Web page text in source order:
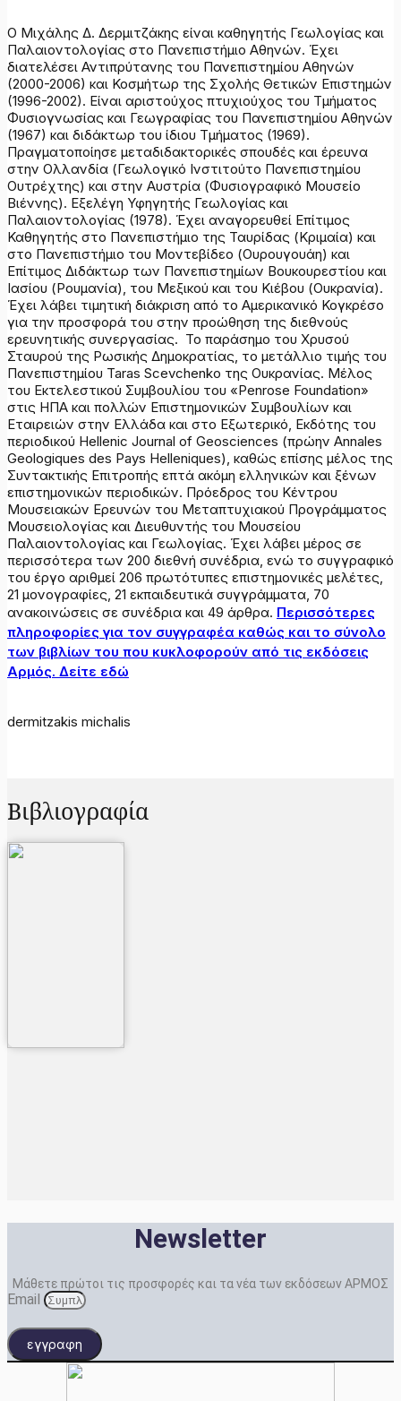
Ο Μιχάλης Δ. Δερμιτζάκης είναι καθηγητής Γεωλογίας και
Παλαιοντολογίας στο Πανεπιστήμιο Αθηνών. Έχει
διατελέσει Αντιπρύτανης του Πανεπιστημίου Αθηνών
(2000-2006) και Κοσμήτωρ της Σχολής Θετικών Επιστημών
(1996-2002). Είναι αριστούχος πτυχιούχος του Τμήματος
Φυσιογνωσίας και Γεωγραφίας του Πανεπιστημίου Αθηνών
(1967) και διδάκτωρ του ίδιου Τμήματος (1969).
Πραγματοποίησε μεταδιδακτορικές σπουδές και έρευνα
στην Ολλανδία (Γεωλογικό Ινστιτούτο Πανεπιστημίου
Ουτρέχτης) και στην Αυστρία (Φυσιογραφικό Μουσείο
Βιέννης). Εξελέγη Υφηγητής Γεωλογίας και
Παλαιοντολογίας (1978). Έχει αναγορευθεί Επίτιμος
Καθηγητής στο Πανεπιστήμιο της Ταυρίδας (Κριμαία) και
στο Πανεπιστήμιο του Μοντεβίδεο (Ουρουγουάη) και
Επίτιμος Διδάκτωρ των Πανεπιστημίων Βουκουρεστίου και
Ιασίου (Ρουμανία), του Μεξικού και του Κιέβου (Ουκρανία).
Έχει λάβει τιμητική διάκριση από το Αμερικανικό Κογκρέσο
για την προσφορά του στην προώθηση της διεθνούς
ερευνητικής συνεργασίας. Το παράσημο του Χρυσού
Σταυρού της Ρωσικής Δημοκρατίας, το μετάλλιο τιμής του
Πανεπιστημίου Taras Scevchenko της Ουκρανίας. Μέλος
του Εκτελεστικού Συμβουλίου του «Penrose Foundation»
στις ΗΠΑ και πολλών Επιστημονικών Συμβουλίων και
Εταιρειών στην Ελλάδα και στο Εξωτερικό, Εκδότης του
περιοδικού Hellenic Journal of Geosciences (πρώην Annales
Geologiques des Pays Helleniques), καθώς επίσης μέλος της
Συντακτικής Επιτροπής επτά ακόμη ελληνικών και ξένων
επιστημονικών περιοδικών. Πρόεδρος του Κέντρου
Μουσειακών Ερευνών του Μεταπτυχιακού Προγράμματος
Μουσειολογίας και Διευθυντής του Μουσείου
Παλαιοντολογίας και Γεωλογίας. Έχει λάβει μέρος σε
περισσότερα των 200 διεθνή συνέδρια, ενώ το συγγραφικό
του έργο αριθμεί 206 πρωτότυπες επιστημονικές μελέτες,
21 μονογραφίες, 21 εκπαιδευτικά συγγράμματα, 70
ανακοινώσεις σε συνέδρια και 49 άρθρα. Περισσότερες
πληροφορίες για τον συγγραφέα καθώς και το σύνολο
των βιβλίων του που κυκλοφορούν από τις εκδόσεις
Αρμός. Δείτε εδώ
dermitzakis michalis
Βιβλιογραφία
Newsletter
Μάθετε πρώτοι τις προσφορές και τα νέα των εκδόσεων ΑΡΜΟΣ
Email
εγγραφη